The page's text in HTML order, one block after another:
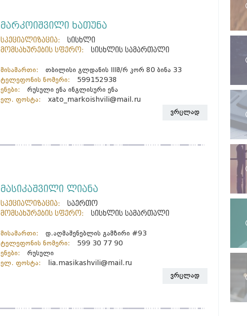
მარკოიშვილი ხათუნა
სპეციალიზაცია:
სისხლი
მომსახურების სფერო:
სისხლის სამართალი
მისამართი:
თბილისი გლდანის IIIმ/რ კორ 80 ბინა 33
ტელეფონის ნომერი:
599152938
ენები:
რუსული ენა ინგლისური ენა
ელ. ფოსტა:
xato_markoishvili@mail.ru
ვრცლად
მასიკაშვილი ლიანა
სპეციალიზაცია:
საერთო
მომსახურების სფერო:
სისხლის სამართალი
მისამართი:
დ.აღმაშენებლის გამზირი #93
ტელეფონის ნომერი:
599 30 77 90
ენები:
რუსული
ელ. ფოსტა:
lia.masikashvili@mail.ru
ვრცლად